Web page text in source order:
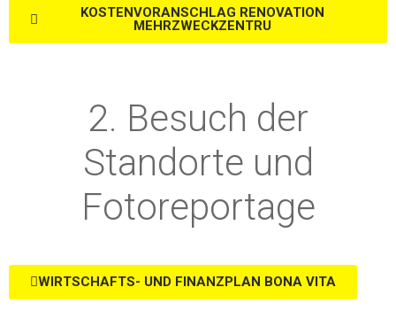
KOSTENVORANSCHLAG RENOVATION
MEHRZWECKZENTRU
2. Besuch der
Standorte und
Fotoreportage
WIRTSCHAFTS- UND FINANZPLAN BONA VITA